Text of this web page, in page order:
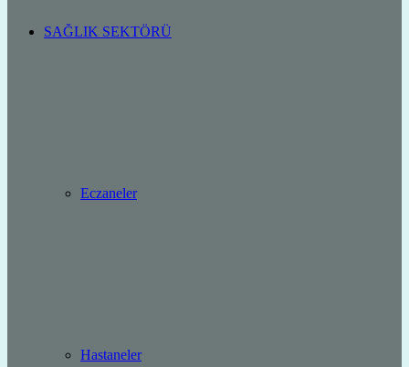
SAĞLIK SEKTÖRÜ
Eczaneler
Hastaneler